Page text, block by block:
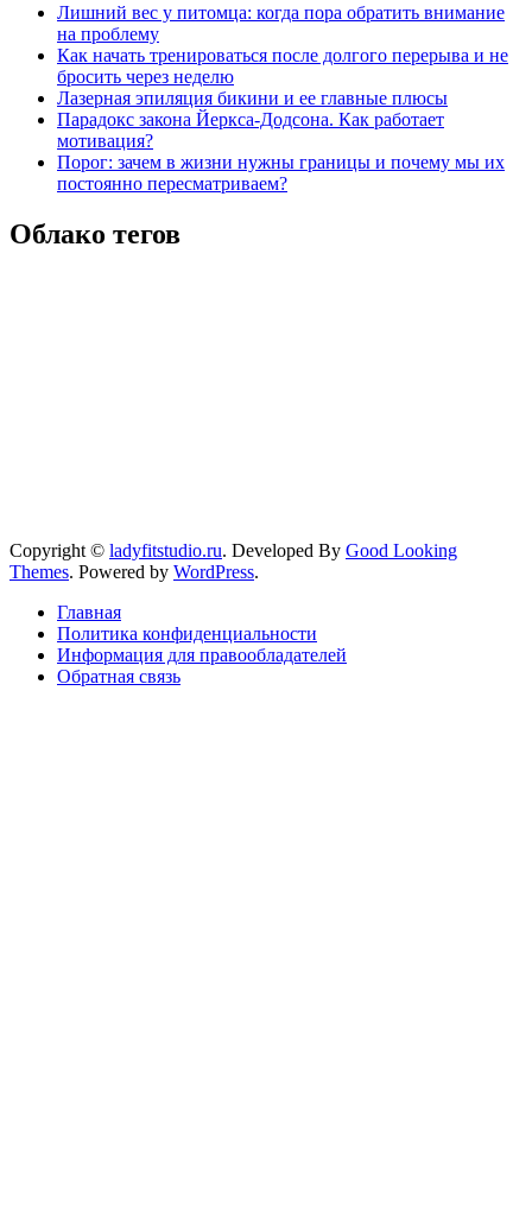
Лишний вес у питомца: когда пора обратить внимание
на проблему
Как начать тренироваться после долгого перерыва и не
бросить через неделю
Лазерная эпиляция бикини и ее главные плюсы
Парадокс закона Йеркса-Додсона. Как работает
мотивация?
Порог: зачем в жизни нужны границы и почему мы их
постоянно пересматриваем?
Облако тегов
Copyright © ladyfitstudio.ru. Developed By Good Looking
Themes. Powered by WordPress.
Главная
Политика конфиденциальности
Информация для правообладателей
Обратная связь